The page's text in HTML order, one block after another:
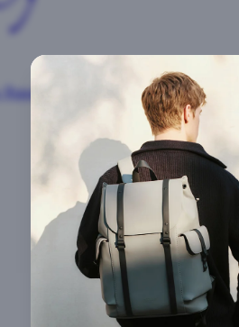
Ropa